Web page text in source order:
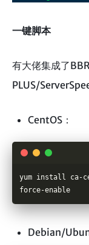
一键脚本
有大佬集成了
PLUS/
CentOS：
yum install ca-
force-enable
Debian/